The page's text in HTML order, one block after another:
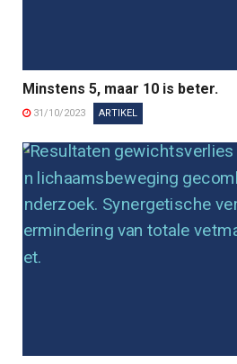
Minstens 5, maar 10 is beter.
31/10/2023 ARTIKEL